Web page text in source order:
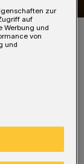
zur
auf
Werbung und
von
und